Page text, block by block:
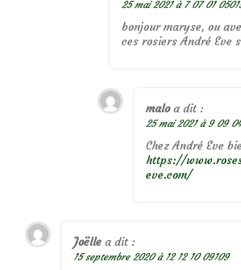
25 mai 2021 à 7 07 01
bonjour maryse, ou
ces rosiers André Eve
malo a dit :
25 mai 2021 à 9 09
Chez André Eve
https://
eve.com/
Joëlle a dit :
15 septembre 2020 à 12 12 10 09109